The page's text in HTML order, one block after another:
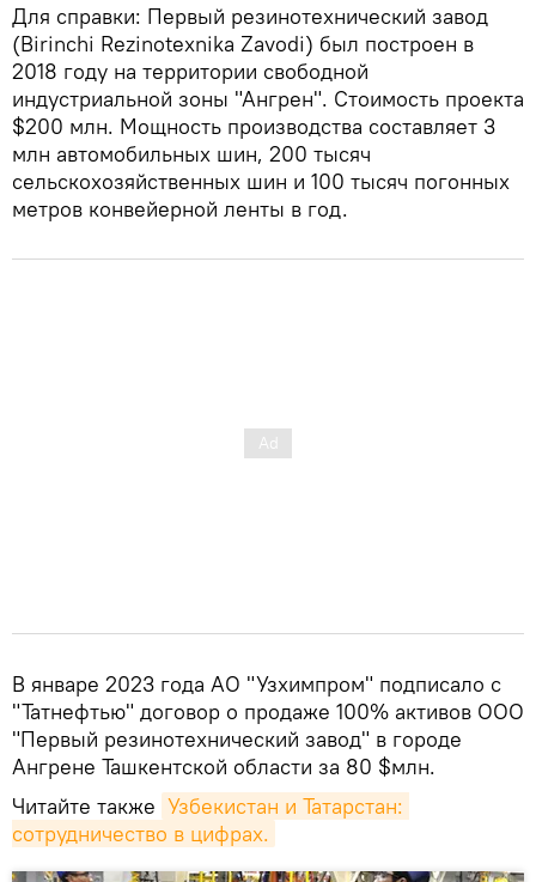
Для справки: Первый резинотехнический завод
(Birinchi Rezinotexnika Zavodi) был построен в
2018 году на территории свободной
индустриальной зоны "Ангрен". Стоимость проекта
$200 млн. Мощность производства составляет 3
млн автомобильных шин, 200 тысяч
сельскохозяйственных шин и 100 тысяч погонных
метров конвейерной ленты в год.
В январе 2023 года АО "Узхимпром" подписало с
"Татнефтью" договор о продаже 100% активов ООО
"Первый резинотехнический завод" в городе
Ангрене Ташкентской области за 80 $млн.
Читайте также Узбекистан и Татарстан:
сотрудничество в цифрах.